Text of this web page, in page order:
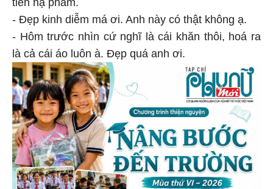
- Đẹp kinh diễm má ơi. Anh này có thật không ạ.
- Hôm trước nhìn cứ nghĩ là cái khăn thôi, hoá ra
là cả cái áo luôn à. Đẹp quá anh ơi.